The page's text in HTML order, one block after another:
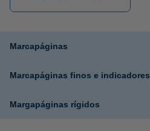
Marcapáginas
Marcapáginas finos e indicadores
Margapáginas rígidos